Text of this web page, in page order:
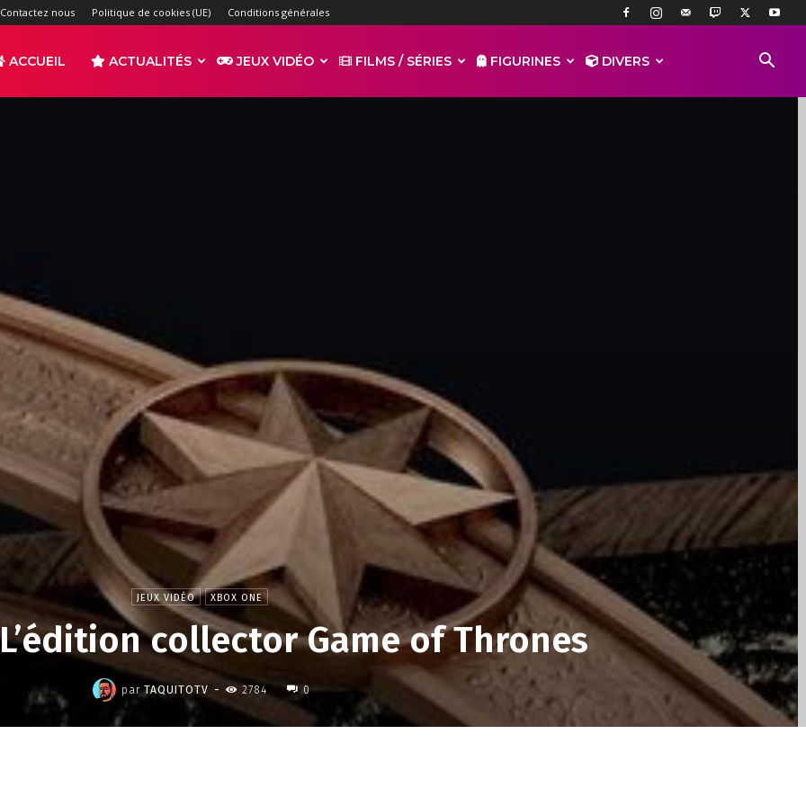
Contactez nous Politique de cookies (UE) Conditions générales
ACCUEIL ACTUALITÉS JEUX VIDÉO FILMS / SÉRIES FIGURINES DIVERS
JEUX VIDÉO XBOX ONE
L’édition collector Game of Thrones
par TAQUITOTV - 2784 0